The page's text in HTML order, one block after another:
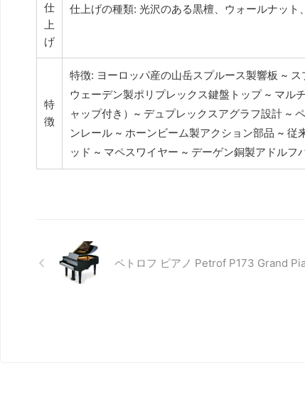
仕
上
げ
仕上げの種類: 光沢のある黒檀、ウォールナット
特
徴
特徴: ヨーロッパ産の山岳スプルース製響板 ~
ウェーデン製ポリプレックス鍵盤トップ ~ マル
ャップ付き）~ デュプレックスアグラフ設計 ~
ンレール ~ ホーンビーム製アクション部品 ~
ッド ~ マペスワイヤー ~ デーゲン銅製アドル
ペトロフ ピアノ Petrof P173 Grand